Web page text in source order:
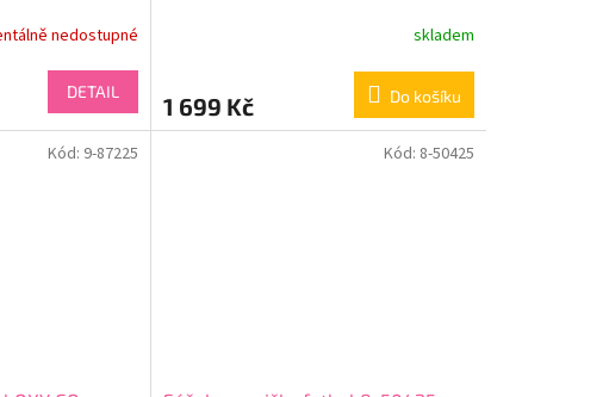
nedostupné
DETAIL
skladem
1 699 Kč Do košíku
Kód: 9-87225 Kód: 8-50425